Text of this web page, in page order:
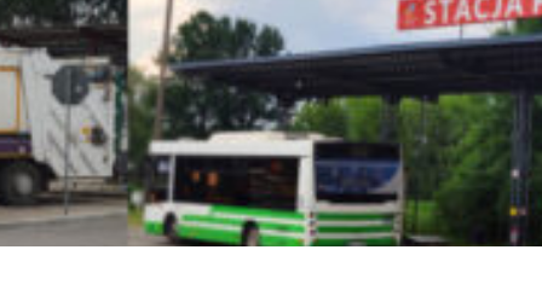
Podaj stan wodomierza
Kontakt
Oferta